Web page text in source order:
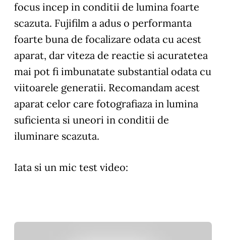
focus incep in conditii de lumina foarte
scazuta. Fujifilm a adus o performanta
foarte buna de focalizare odata cu acest
aparat, dar viteza de reactie si acuratetea
mai pot fi imbunatate substantial odata cu
viitoarele generatii. Recomandam acest
aparat celor care fotografiaza in lumina
suficienta si uneori in conditii de
iluminare scazuta.
Iata si un mic test video: